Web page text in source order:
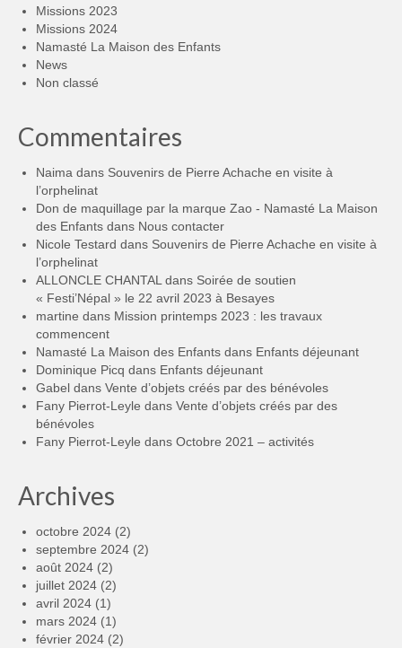
Missions 2023
Missions 2024
Namasté La Maison des Enfants
News
Non classé
Commentaires
Naima dans Souvenirs de Pierre Achache en visite à
l’orphelinat
Don de maquillage par la marque Zao - Namasté La Maison
des Enfants dans Nous contacter
Nicole Testard dans Souvenirs de Pierre Achache en visite à
l’orphelinat
ALLONCLE CHANTAL dans Soirée de soutien
« Festi’Népal » le 22 avril 2023 à Besayes
martine dans Mission printemps 2023 : les travaux
commencent
Namasté La Maison des Enfants dans Enfants déjeunant
Dominique Picq dans Enfants déjeunant
Gabel dans Vente d’objets créés par des bénévoles
Fany Pierrot-Leyle dans Vente d’objets créés par des
bénévoles
Fany Pierrot-Leyle dans Octobre 2021 – activités
Archives
octobre 2024 (2)
septembre 2024 (2)
août 2024 (2)
juillet 2024 (2)
avril 2024 (1)
mars 2024 (1)
février 2024 (2)